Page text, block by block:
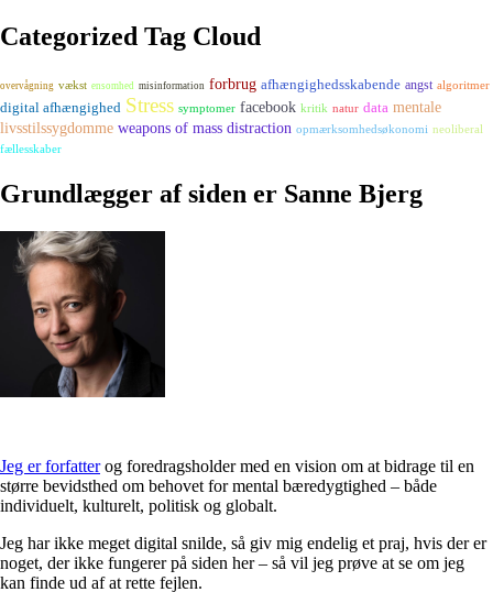
Categorized Tag Cloud
overvågning vækst ensomhed misinformation forbrug afhængighedsskabende angst algoritmer
digital afhængighed Stress symptomer facebook kritik natur data mentale
livsstilssygdomme weapons of mass distraction opmærksomhedsøkonomi neoliberal
fællesskaber
Grundlægger af siden er Sanne Bjerg
Jeg er forfatterog foredragsholder med en vision om at bidrage til en
større bevidsthed om behovet for mental bæredygtighed – både
individuelt, kulturelt, politisk og globalt.
Jeg har ikke meget digital snilde, så giv mig endelig et praj, hvis der er
noget, der ikke fungerer på siden her – så vil jeg prøve at se om jeg
kan finde ud af at rette fejlen.